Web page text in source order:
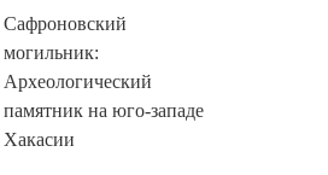
Сафроновский
могильник:
Археологический
памятник на юго-западе
Хакасии